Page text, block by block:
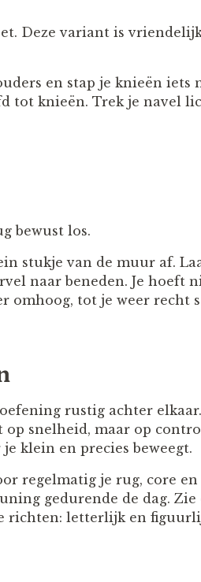
Deze variant is
en stap je knieën iets
tot knieën. Trek je navel
bewust los.
stukje van de muur af.
naar beneden. Je hoeft
omhoog, tot je weer recht
rustig achter
snelheid, maar op
klein en precies beweegt.
regelmatig je rug, core en
gedurende de dag. Zie
richten: letterlijk en